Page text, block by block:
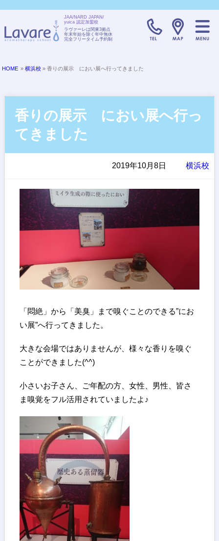
JAA/NARD JAPAN/
yuica 認定加盟校
ラヴァーレは関東3拠点
年末年始を除く年中無休
完全フリータイム予約制
TELL:0120-
HOME »横浜校 » 香りの展示 におい展へ行ってきました
香りの展示 におい展へ行っ
てきました
横浜校
2019年10月8日
「悶絶」から「美臭」まで嗅ぐことのできる”にお
い展”へ行ってきました。
大きな会場ではありませんが、様々な香りを嗅ぐ
ことができました(^^)
小さいお子さん、ご年配の方、女性、男性、皆さ
ま嗅覚をフル活用されていましたよ♪